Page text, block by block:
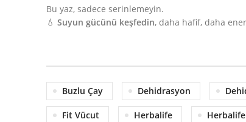
Bu yaz, sadece serinlemeyin.
💧 Suyun gücünü keşfedin, daha hafif, daha
Buzlu Çay Dehidrasyon
Fit Vücut Herbalife